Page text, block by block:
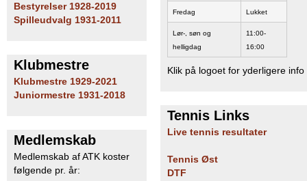
Bestyrelser 1928-2019
Spilleudvalg 1931-2011
Klubmestre
Klubmestre 1929-2021
Juniormestre 1931-2018
Medlemskab
Medlemskab af ATK koster
følgende pr. år:
Fredag Lukket
Lør-, søn og
helligdag
11:00-
16:00
Klik på logoet for yderligere info
Tennis Links
Live tennis resultater
Tennis Øst
DTF